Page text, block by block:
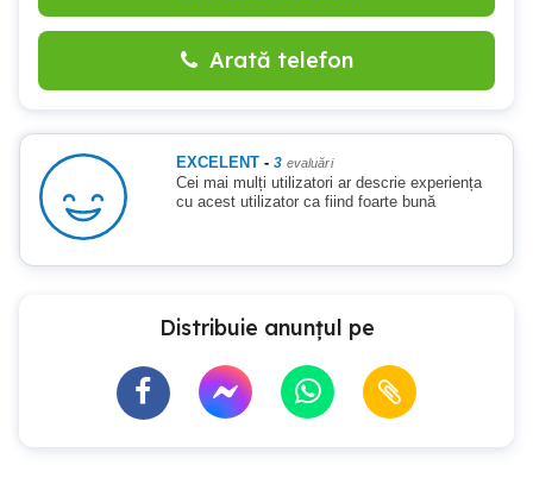
Arată telefon
EXCELENT - 3 evaluări
Cei mai mulți utilizatori ar descrie experiența
cu acest utilizator ca fiind foarte bună
Distribuie anunțul pe